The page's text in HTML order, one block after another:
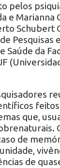
pelos
e Marianna
Schubert
Pesquisas
Saúde da
que,
de
de